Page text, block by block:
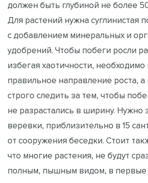
должен быть глубиной не более
Для растений нужна суглинистая
с добавлением минеральных и
удобрений. Чтобы побеги росли
избегая хаотичности,
правильное направление роста,
строго следить за тем, чтобы
не разрастались в ширину. Нужно
веревки, приблизительно в 15
от сооружения беседки. Стоит
что многие растения, не будут
полным, пышным видом, в первые